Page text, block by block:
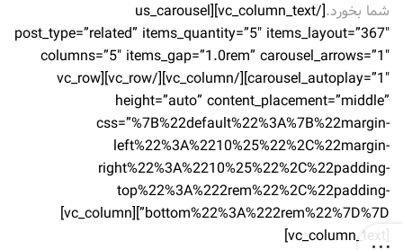
شما بخورد.
[/vc_column_text][us_carousel
post_type=”related” items_quantity=”5″ items_layout=”367″
columns=”5″ items_gap=”1.0rem” carousel_arrows=”1″
carousel_autoplay=”1″][/vc_column][/vc_row][vc_row
height=”auto” content_placement=”middle”
css=”%7B%22default%22%3A%7B%22margin-
left%22%3A%2210%25%22%2C%22margin-
right%22%3A%2210%25%22%2C%22padding-
top%22%3A%222rem%22%2C%22padding-
bottom%22%3A%222rem%22%7D%7D”][vc_column]
[vc_column_text]